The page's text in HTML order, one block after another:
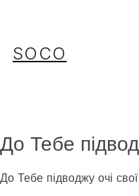
SOCO
До Тебе
До Тебе підводжу очі